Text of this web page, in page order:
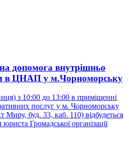
допомога внутрішньо
в ЦНАП у м.Чорноморську
з 10:00 до 13:00 в приміщенні
послуг у м. Чорноморську
буд. 33, каб. 110) відбудеться
Громадської організації